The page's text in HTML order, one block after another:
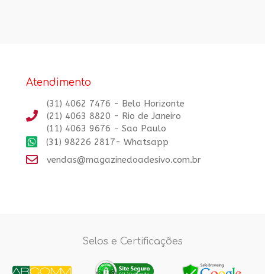
Atendimento
(31) 4062 7476 - Belo Horizonte
(21) 4063 8820 - Rio de Janeiro
(11) 4063 9676 - Sao Paulo
(31) 98226 2817- Whatsapp
vendas@magazinedoadesivo.com.br
Selos e Certificações